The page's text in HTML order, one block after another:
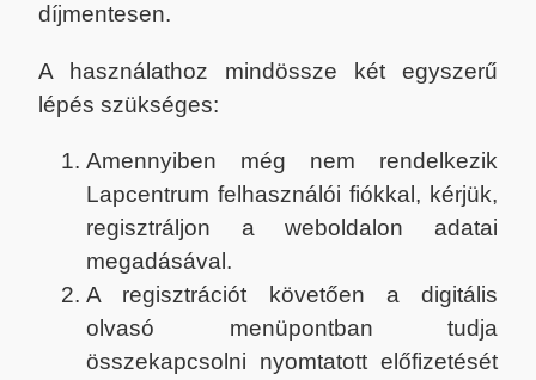
díjmentesen.
A használathoz mindössze két egyszerű
lépés szükséges:
Amennyiben még nem rendelkezik
Lapcentrum felhasználói fiókkal, kérjük,
regisztráljon a weboldalon adatai
megadásával.
A regisztrációt követően a digitális
olvasó menüpontban tudja
összekapcsolni nyomtatott előfizetését